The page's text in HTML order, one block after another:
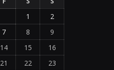
1
2
7 8
9
14 15
16
21 22
23